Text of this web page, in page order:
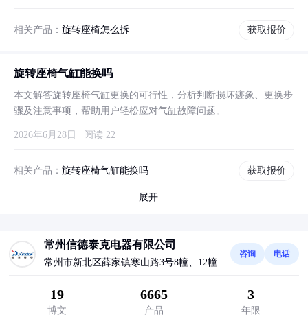
相关产品： 旋转座椅怎么拆 获取报价
旋转座椅气缸能换吗
本文解答旋转座椅气缸更换的可行性，分析判断损坏迹象、更换步
骤及注意事项，帮助用户轻松应对气缸故障问题。
2026年6月28日 | 阅读 22
相关产品： 旋转座椅气缸能换吗 获取报价
展开
常州信德泰克电器有限公司
常州市新北区薛家镇寒山路3号8幢、12幢
咨询 电话
19
博文
6665
产品
3
年限